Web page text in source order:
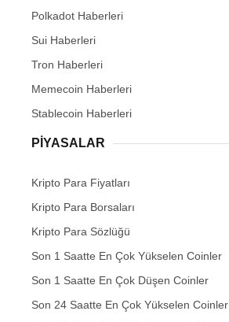
Polkadot Haberleri
Sui Haberleri
Tron Haberleri
Memecoin Haberleri
Stablecoin Haberleri
PIYASALAR
Kripto Para Fiyatları
Kripto Para Borsaları
Kripto Para Sözlüğü
Son 1 Saatte En Çok Yükselen Coinler
Son 1 Saatte En Çok Düşen Coinler
Son 24 Saatte En Çok Yükselen Coinler